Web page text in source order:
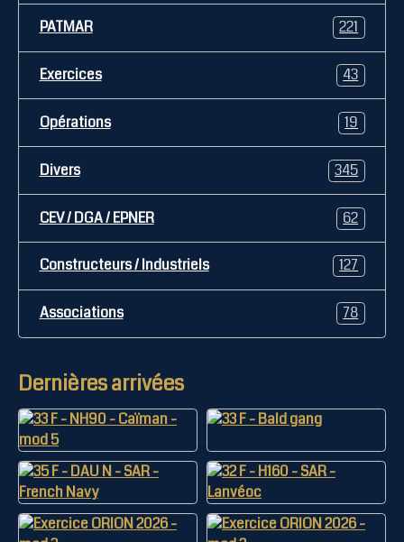
PATMAR 221
Exercices 43
Opérations 19
Divers 345
CEV / DGA / EPNER 62
Constructeurs / Industriels 127
Associations 78
Dernières arrivées